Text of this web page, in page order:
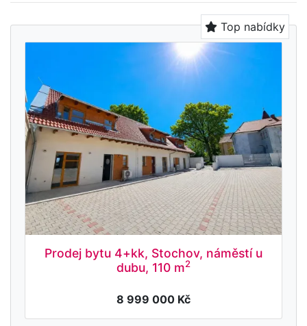
Top nabídky
Prodej bytu 4+kk, Stochov, náměstí u
dubu, 110 m2
8 999 000 Kč